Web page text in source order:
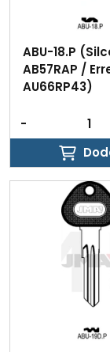
ABU-18.P
AB57RAP /
AU66RP43)
-